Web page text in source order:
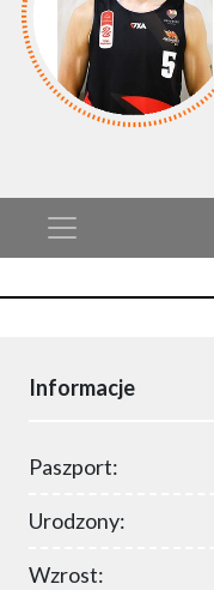
Informacje
Paszport:
Urodzony:
Wzrost: